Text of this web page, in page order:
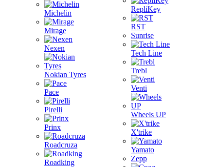
Michelin
Mirage
Nexen
Nokian Tyres
Pace
Pirelli
Prinx
Roadcruza
Roadking
RepliKey
RST
Sunrise
Tech Line
Trebl
Venti
Wheels UP
X'trike
Yamato
Zepp